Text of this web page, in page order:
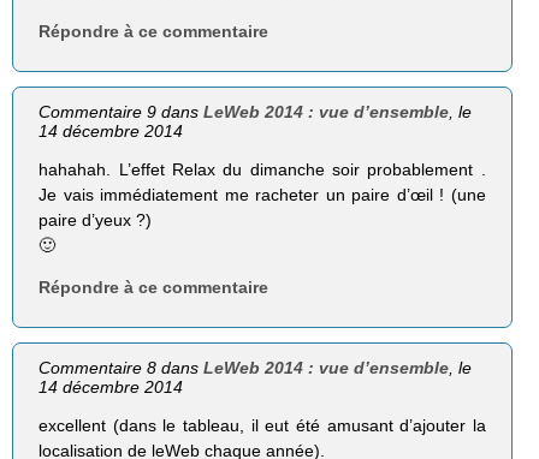
Répondre à ce commentaire
Commentaire 9 dansLeWeb 2014 : vue d’ensemble , le
14 décembre 2014
hahahah. L’effet Relax du dimanche soir probablement .
Je vais immédiatement me racheter un paire d’œil ! (une
paire d’yeux ?)
🙂
Répondre à ce commentaire
Commentaire 8 dansLeWeb 2014 : vue d’ensemble, le
14 décembre 2014
excellent (dans le tableau, il eut été amusant d’ajouter la
localisation de leWeb chaque année).